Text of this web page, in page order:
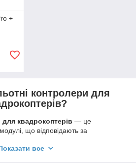
+
контролери для
квадрокоптерів — це
що відповідають за
приймає сигнали від приймача,
все